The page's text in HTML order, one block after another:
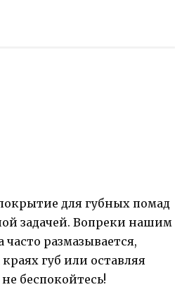
для губных помад
задачей. Вопреки нашим
размазывается,
губ или оставляя
беспокойтесь!